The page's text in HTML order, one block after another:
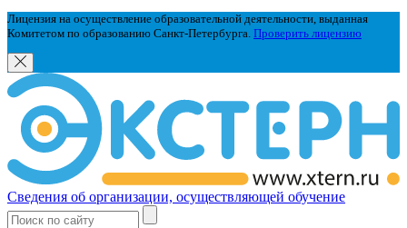
Лицензия на осуществление образовательной деятельности, выданная
Комитетом по образованию Санкт-Петербурга. Проверить лицензию
Сведения об организации, осуществляющей обучение